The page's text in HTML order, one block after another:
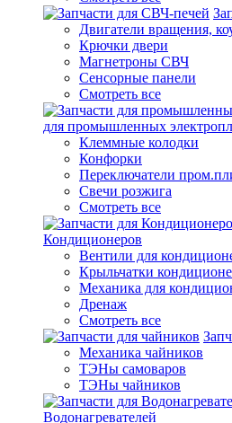
Двигатели вращения,
Крючки двери
Магнетроны СВЧ
Сенсорные панели
Смотреть все
для промышленных
Клеммные колодки
Конфорки
Переключатели
Свечи розжига
Смотреть все
Кондиционеров
Вентили для
Крыльчатки
Механика для
Дренаж
Смотреть все
Механика чайников
ТЭНы самоваров
ТЭНы чайников
Водонагревателей